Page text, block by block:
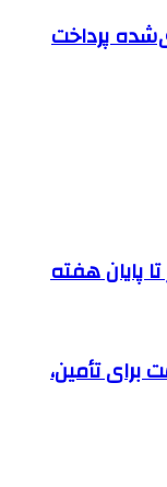
پرداخت
پایان هفته
تأمین،